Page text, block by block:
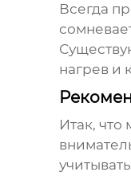
Всегда
нагрев и
Итак,